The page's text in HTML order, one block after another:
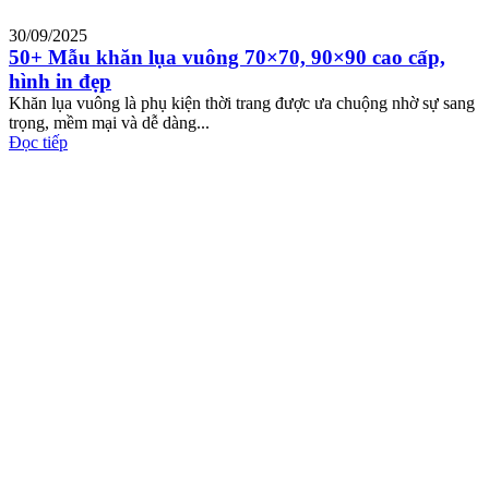
30/09/2025
50+ Mẫu khăn lụa vuông 70×70, 90×90 cao cấp,
hình in đẹp
Khăn lụa vuông là phụ kiện thời trang được ưa chuộng nhờ sự sang
trọng, mềm mại và dễ dàng...
Đọc tiếp